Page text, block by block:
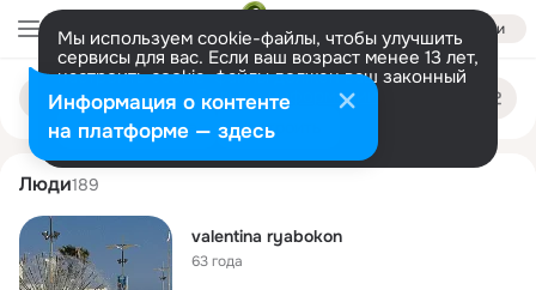
Войти
Мы используем cookie-файлы, чтобы улучшить
сервисы для вас. Если ваш возраст менее 13 лет,
настроить cookie-файлы должен ваш законный
представитель. Больше информации
Разрешить все Настроить
Поиск
людям
valentina ryabokon
Люди189
valentina ryabokon
63 года
Информация о контенте
на платформе — здесь